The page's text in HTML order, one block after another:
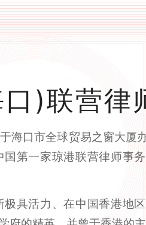
)联营律
海口市全球贸易之窗大厦
第一家琼港联营律师事
具活力、在中国香港地